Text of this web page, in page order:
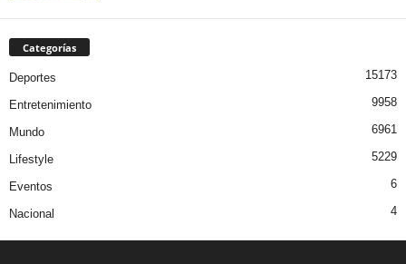
Categorías
Deportes 15173
Entretenimiento 9958
Mundo 6961
Lifestyle 5229
Eventos 6
Nacional 4